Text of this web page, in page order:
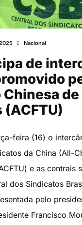
Nacional
de
Chinesa de
feira (16) o
da China (All-
e as centrais
dos Sindicatos
pelo
Francisco